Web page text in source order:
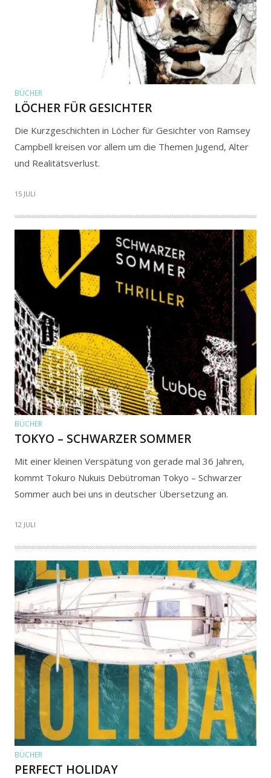
BÜCHER
LÖCHER FÜR GESICHTER
Die Kurzgeschichten in Löcher für Gesichter von Ramsey
Campbell kreisen vor allem um die Themen Jugend, Alter
und Realitätsverlust.
15 JULI
BÜCHER
TOKYO – SCHWARZER SOMMER
Mit einer kleinen Verspätung von gerade mal 36 Jahren,
kommt Tokuro Nukuis Debütroman Tokyo – Schwarzer
Sommer auch bei uns in deutscher Übersetzung an.
12 JULI
BÜCHER
PERFECT HOLIDAY